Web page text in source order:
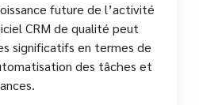
future de l’activité
CRM de qualité peut
significatifs en termes de
des tâches et